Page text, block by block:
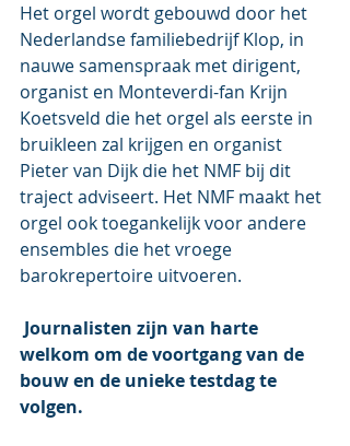
Het orgel wordt gebouwd door het
Nederlandse familiebedrijf Klop, in
nauwe samenspraak met dirigent,
organist en Monteverdi-fan Krijn
Koetsveld die het orgel als eerste in
bruikleen zal krijgen en organist
Pieter van Dijk die het NMF bij dit
traject adviseert. Het NMF maakt het
orgel ook toegankelijk voor andere
ensembles die het vroege
barokrepertoire uitvoeren.
Journalisten zijn van harte
welkom om de voortgang van de
bouw en de unieke testdag te
volgen.